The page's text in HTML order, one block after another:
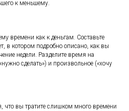
к меньшему.
времени как к деньгам. Составьте
в котором подробно описано, как вы
недели. Разделите время на
сделать») и произвольное («хочу
что вы тратите слишком много времени